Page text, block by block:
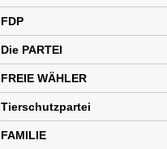
FDP
Die PARTEI
FREIE WÄHLER
Tierschutzpartei
FAMILIE